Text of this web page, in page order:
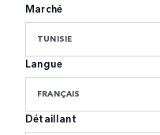
Marché
TUNISIE
Langue
FRANÇAIS
Détaillant